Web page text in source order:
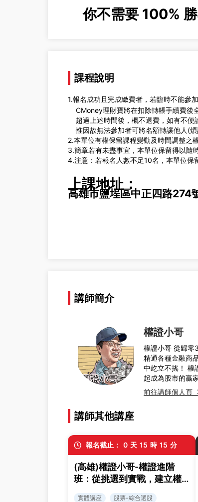
你不需要 100%
課程說明
1.報名成功且完成繳費者，若臨時不能參
CMoney理財寶將在扣除轉帳手續費後
超過上述時間後，概不退費，如有不便
惟因故無法參加者可將名額轉讓他人(煩
2.本單位有權保留課程變動及時間調整之
3.簡章若有未盡事宜，本單位保留得以隨
4.注意：若報名人數不足10名，本單位保
上課地址：
高雄市鹽埕區中正四路274
講師簡介
權證小哥
權證小哥 從歸零
精通各種金融商
中屹立不搖！ 權
起成為股市的贏家
前往講師個人頁
講師其他講座
報名截止： 0 天 15 時 15 分
(高雄)權證小哥-權證進階
班：從挑選到實戰，建立權
實體講座
股票-綜合選股